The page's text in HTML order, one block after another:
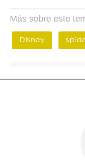
Más sobre este
Disney